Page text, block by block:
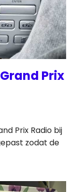
Prix
Prix Radio bij
zodat de